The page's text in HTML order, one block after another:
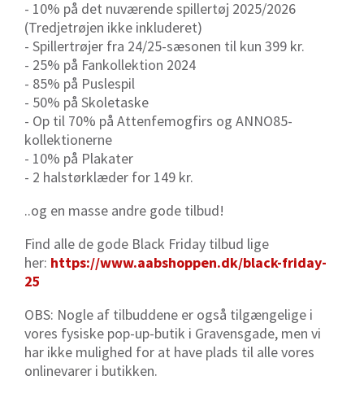
- 10% på det nuværende spillertøj 2025/2026
(Tredjetrøjen ikke inkluderet)
- Spillertrøjer fra 24/25-sæsonen til kun 399 kr.
- 25% på Fankollektion 2024
- 85% på Puslespil
- 50% på Skoletaske
- Op til 70% på Attenfemogfirs og ANNO85-
kollektionerne
- 10% på Plakater
- 2 halstørklæder for 149 kr.
..og en masse andre gode tilbud!
Find alle de gode Black Friday tilbud lige
her: https://www.aabshoppen.dk/black-friday-
25
OBS: Nogle af tilbuddene er også tilgængelige i
vores fysiske pop-up-butik i Gravensgade, men vi
har ikke mulighed for at have plads til alle vores
onlinevarer i butikken.